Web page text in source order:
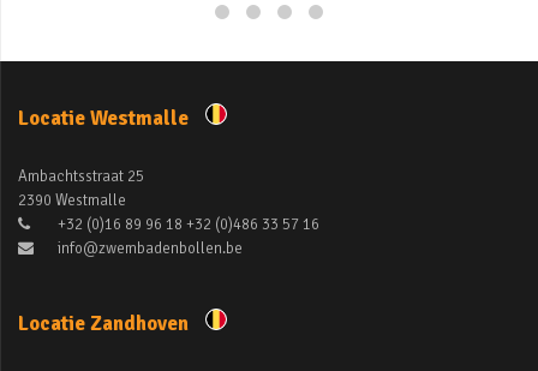
Locatie Westmalle
Ambachtsstraat 25
2390 Westmalle
+32 (0)16 89 96 18 +32 (0)486 33 57 16
info@zwembadenbollen.be
Locatie Zandhoven